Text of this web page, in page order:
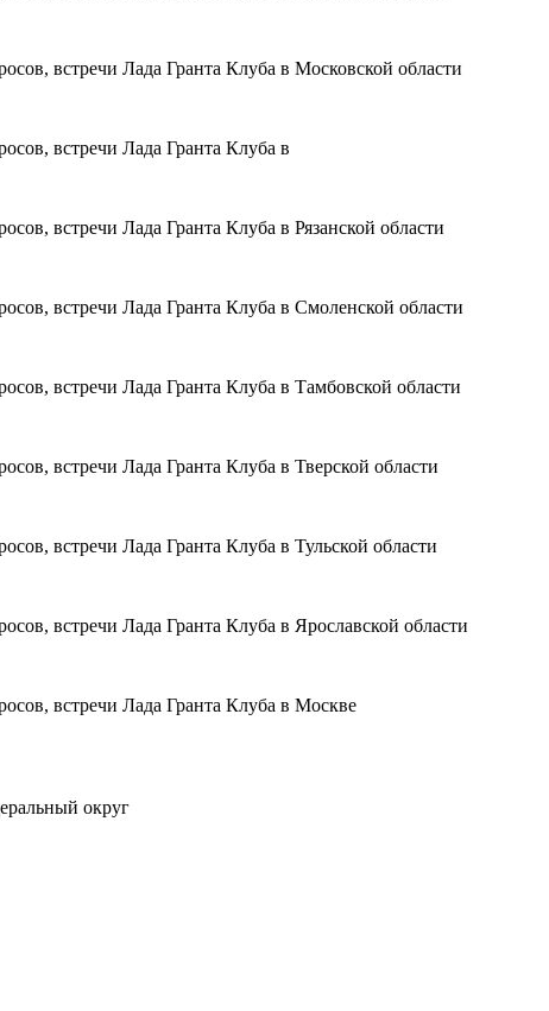
встречи Лада Гранта Клуба в Московской области
встречи Лада Гранта Клуба в
встречи Лада Гранта Клуба в Рязанской области
встречи Лада Гранта Клуба в Смоленской области
встречи Лада Гранта Клуба в Тамбовской области
встречи Лада Гранта Клуба в Тверской области
встречи Лада Гранта Клуба в Тульской области
встречи Лада Гранта Клуба в Ярославской области
встречи Лада Гранта Клуба в Москве
округ